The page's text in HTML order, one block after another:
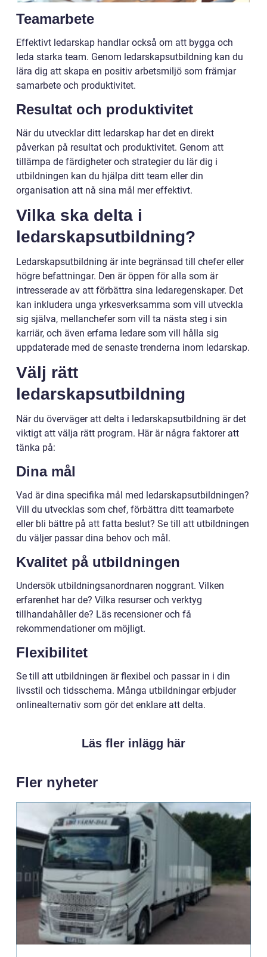
Teamarbete
Effektivt ledarskap handlar också om att bygga och
leda starka team. Genom ledarskapsutbildning kan du
lära dig att skapa en positiv arbetsmiljö som främjar
samarbete och produktivitet.
Resultat och produktivitet
När du utvecklar ditt ledarskap har det en direkt
påverkan på resultat och produktivitet. Genom att
tillämpa de färdigheter och strategier du lär dig i
utbildningen kan du hjälpa ditt team eller din
organisation att nå sina mål mer effektivt.
Vilka ska delta i
ledarskapsutbildning?
Ledarskapsutbildning är inte begränsad till chefer eller
högre befattningar. Den är öppen för alla som är
intresserade av att förbättra sina ledaregenskaper. Det
kan inkludera unga yrkesverksamma som vill utveckla
sig själva, mellanchefer som vill ta nästa steg i sin
karriär, och även erfarna ledare som vill hålla sig
uppdaterade med de senaste trenderna inom ledarskap.
Välj rätt
ledarskapsutbildning
När du överväger att delta i ledarskapsutbildning är det
viktigt att välja rätt program. Här är några faktorer att
tänka på:
Dina mål
Vad är dina specifika mål med ledarskapsutbildningen?
Vill du utvecklas som chef, förbättra ditt teamarbete
eller bli bättre på att fatta beslut? Se till att utbildningen
du väljer passar dina behov och mål.
Kvalitet på utbildningen
Undersök utbildningsanordnaren noggrant. Vilken
erfarenhet har de? Vilka resurser och verktyg
tillhandahåller de? Läs recensioner och få
rekommendationer om möjligt.
Flexibilitet
Se till att utbildningen är flexibel och passar in i din
livsstil och tidsschema. Många utbildningar erbjuder
onlinealternativ som gör det enklare att delta.
Läs fler inlägg här
Fler nyheter